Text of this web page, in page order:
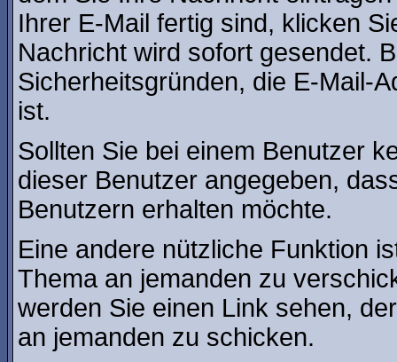
Ihrer E-Mail fertig sind, klicken
Nachricht wird sofort gesendet.
Sicherheitsgründen, die E-Mail-
ist.
Sollten Sie bei einem Benutzer
dieser Benutzer angegeben,
Benutzern erhalten möchte.
Eine andere nützliche Funktion
Thema an jemanden zu
werden Sie einen Link sehen,
an jemanden zu schicken.